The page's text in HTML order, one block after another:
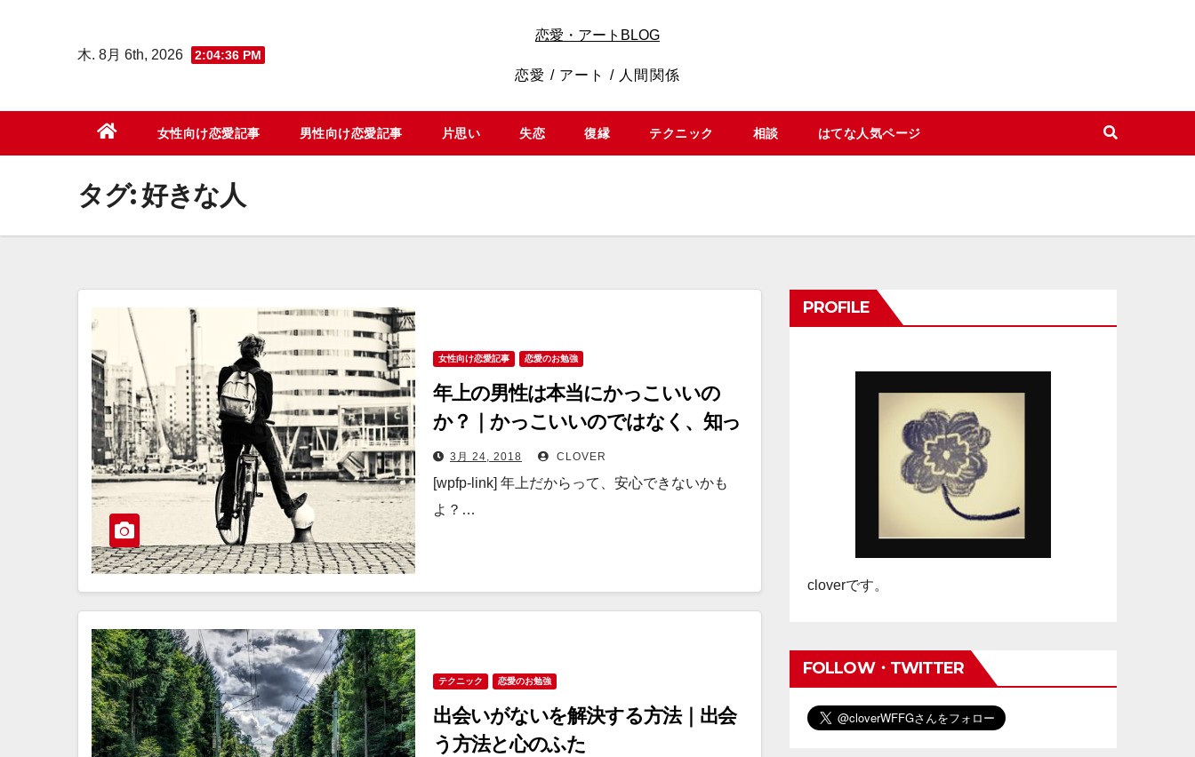
木. 8月 6th, 2026 2:04:36 PM
恋愛・アートBLOG
恋愛 / アート / 人間関係
女性向け恋愛記事 男性向け恋愛記事 片思い 失恋 復縁 テクニック 相談 はてな人気ページ
タグ:好きな人
女性向け恋愛記事 恋愛のお勉強
年上の男性は本当にかっこいいの
か？｜かっこいいのではなく、知っ
ているのだかも
3月 24, 2018 CLOVER
[wpfp-link] 年上だからって、安心できないかも
よ？…
テクニック 恋愛のお勉強
出会いがないを解決する方法｜出会
う方法と心のふた
PROFILE
cloverです。
FOLLOW・TWITTER